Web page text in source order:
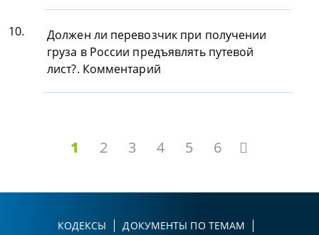
10.
Должен ли перевозчик при получении
груза в России предъявлять путевой
лист?. Комментарий
1 2 3 4 5 6
КОДЕКСЫ
ДОКУМЕНТЫ ПО ТЕМАМ